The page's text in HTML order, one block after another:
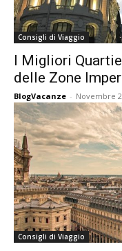
Consigli di Viaggio
I Migliori
delle Zone
BlogVacanze - Novembre
Consigli di Viaggio